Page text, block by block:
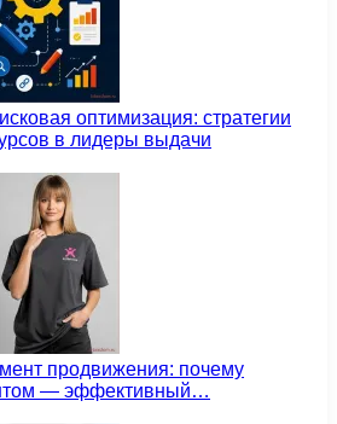
оптимизация: стратегии
в лидеры выдачи
продвижения: почему
— эффективный…